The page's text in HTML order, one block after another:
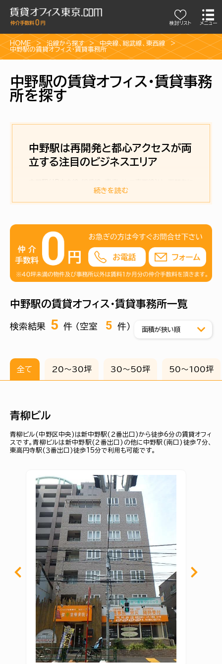
検討リスト メニュー
HOME 沿線から探す 中央線、総武線、 東西線
中野駅の賃貸オフィス・賃貸事務所
中野駅の賃貸オフィス・賃貸事務
所を探す
中野駅は再開発と都心アクセスが両
立する注目のビジネスエリア
よって進化した都市型ビジネスエリアです。中野四季の都市
交通面では、新宿駅まで中央線快速で約5分、東京駅へも
約20分でアクセス可能。さらに、東西線の始発駅でもあり、
座って通勤できるという利便性の高さもオフィス選定時の
大きな魅力です。
客対応の利便性も申し分ありません。企業イメージや採用力
高めの傾向があるため、条件の優先順位整理がカギとなり
ます。
続きを読む
中野駅の賃貸オフィス・賃貸事務所一覧
検索結果 5 件 （空室 5 件）
全て 20〜30坪 30〜50坪 50〜100坪
青柳ビル
青柳ビル(中野区中央)は新中野駅(２番出口)から徒歩6分の賃貸オフィ
スです。青柳ビルは新中野駅(２番出口)の他に中野駅(南口)徒歩7分、
東高円寺駅(３番出口)徒歩15分で利用も可能です。